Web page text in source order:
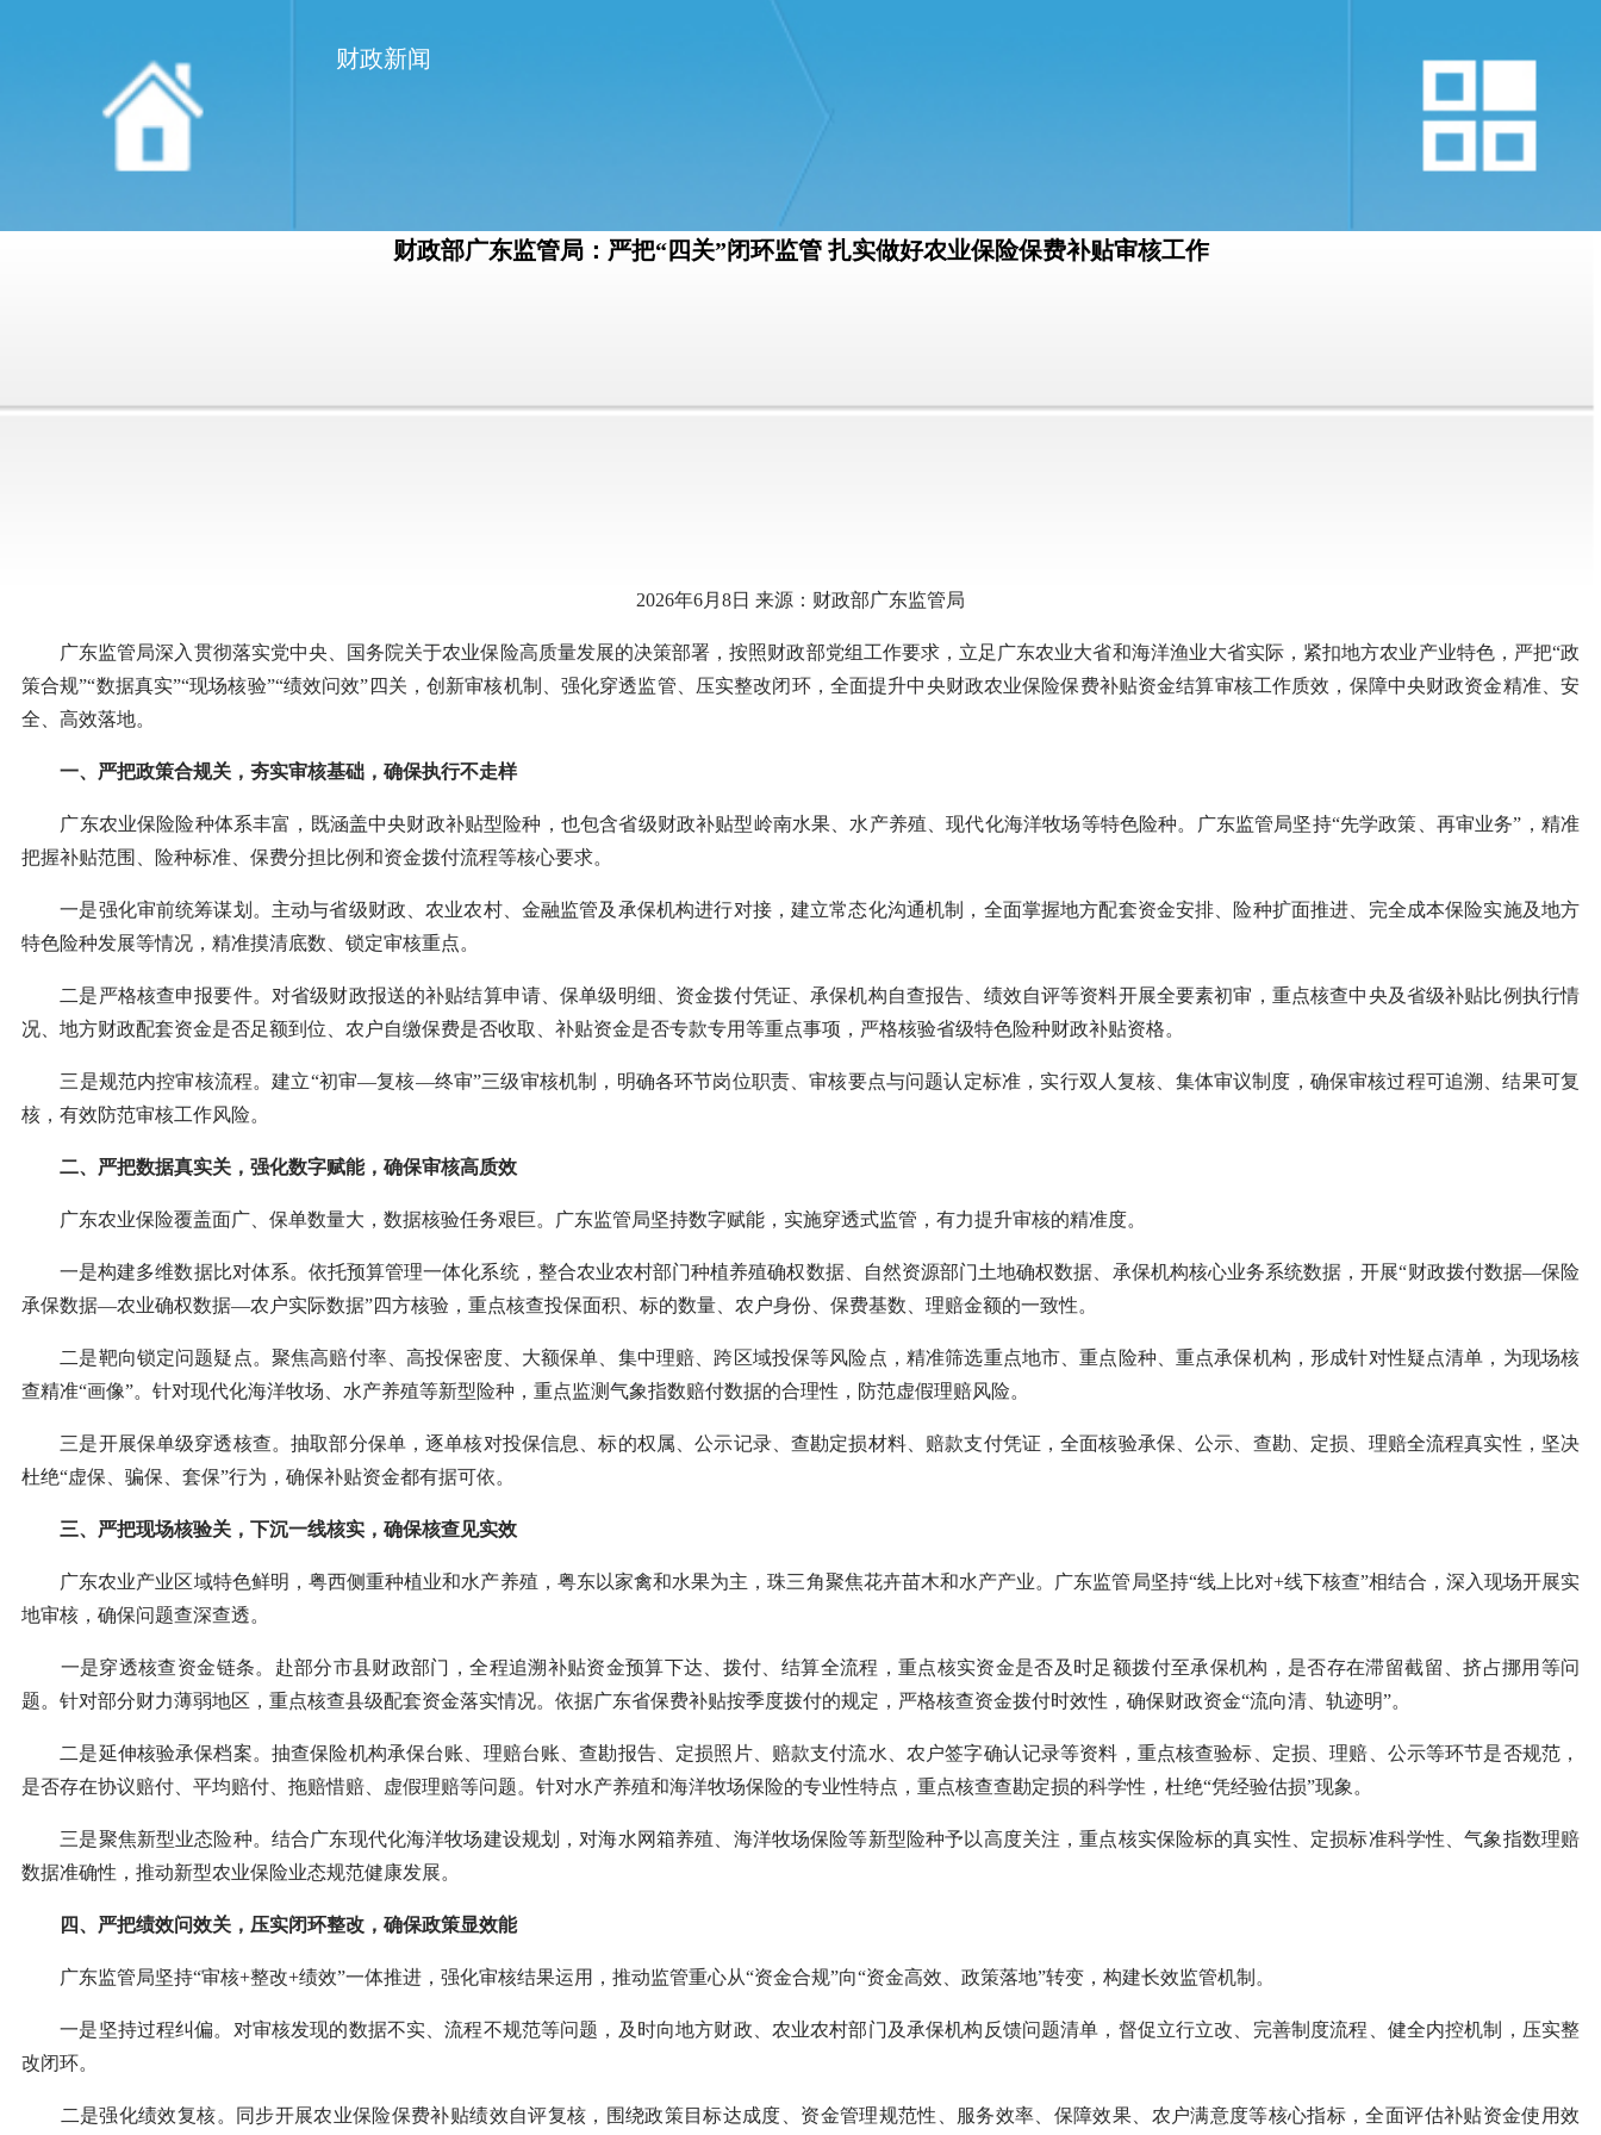
财政新闻
财政部广东监管局：严把“四关”闭环监管 扎实做好农业保险保费补贴审核工作
2026年6月8日 来源：财政部广东监管局
广东监管局深入贯彻落实党中央、国务院关于农业保险高质量发展的决策部署，按照财政部党组工作要求，立足广东农业大省和海洋渔业大省实际，紧扣地方农业产业特色，严把“政
策合规”“数据真实”“现场核验”“绩效问效”四关，创新审核机制、强化穿透监管、压实整改闭环，全面提升中央财政农业保险保费补贴资金结算审核工作质效，保障中央财政资金精准、安
全、高效落地。
一、严把政策合规关，夯实审核基础，确保执行不走样
广东农业保险险种体系丰富，既涵盖中央财政补贴型险种，也包含省级财政补贴型岭南水果、水产养殖、现代化海洋牧场等特色险种。广东监管局坚持“先学政策、再审业务”，精准
把握补贴范围、险种标准、保费分担比例和资金拨付流程等核心要求。
一是强化审前统筹谋划。主动与省级财政、农业农村、金融监管及承保机构进行对接，建立常态化沟通机制，全面掌握地方配套资金安排、险种扩面推进、完全成本保险实施及地方
特色险种发展等情况，精准摸清底数、锁定审核重点。
二是严格核查申报要件。对省级财政报送的补贴结算申请、保单级明细、资金拨付凭证、承保机构自查报告、绩效自评等资料开展全要素初审，重点核查中央及省级补贴比例执行情
况、地方财政配套资金是否足额到位、农户自缴保费是否收取、补贴资金是否专款专用等重点事项，严格核验省级特色险种财政补贴资格。
三是规范内控审核流程。建立“初审—复核—终审”三级审核机制，明确各环节岗位职责、审核要点与问题认定标准，实行双人复核、集体审议制度，确保审核过程可追溯、结果可复
核，有效防范审核工作风险。
二、严把数据真实关，强化数字赋能，确保审核高质效
广东农业保险覆盖面广、保单数量大，数据核验任务艰巨。广东监管局坚持数字赋能，实施穿透式监管，有力提升审核的精准度。
一是构建多维数据比对体系。依托预算管理一体化系统，整合农业农村部门种植养殖确权数据、自然资源部门土地确权数据、承保机构核心业务系统数据，开展“财政拨付数据—保险
承保数据—农业确权数据—农户实际数据”四方核验，重点核查投保面积、标的数量、农户身份、保费基数、理赔金额的一致性。
二是靶向锁定问题疑点。聚焦高赔付率、高投保密度、大额保单、集中理赔、跨区域投保等风险点，精准筛选重点地市、重点险种、重点承保机构，形成针对性疑点清单，为现场核
查精准“画像”。针对现代化海洋牧场、水产养殖等新型险种，重点监测气象指数赔付数据的合理性，防范虚假理赔风险。
三是开展保单级穿透核查。抽取部分保单，逐单核对投保信息、标的权属、公示记录、查勘定损材料、赔款支付凭证，全面核验承保、公示、查勘、定损、理赔全流程真实性，坚决
杜绝“虚保、骗保、套保”行为，确保补贴资金都有据可依。
三、严把现场核验关，下沉一线核实，确保核查见实效
广东农业产业区域特色鲜明，粤西侧重种植业和水产养殖，粤东以家禽和水果为主，珠三角聚焦花卉苗木和水产产业。广东监管局坚持“线上比对+线下核查”相结合，深入现场开展实
地审核，确保问题查深查透。
一是穿透核查资金链条。赴部分市县财政部门，全程追溯补贴资金预算下达、拨付、结算全流程，重点核实资金是否及时足额拨付至承保机构，是否存在滞留截留、挤占挪用等问
题。针对部分财力薄弱地区，重点核查县级配套资金落实情况。依据广东省保费补贴按季度拨付的规定，严格核查资金拨付时效性，确保财政资金“流向清、轨迹明”。
二是延伸核验承保档案。抽查保险机构承保台账、理赔台账、查勘报告、定损照片、赔款支付流水、农户签字确认记录等资料，重点核查验标、定损、理赔、公示等环节是否规范，
是否存在协议赔付、平均赔付、拖赔惜赔、虚假理赔等问题。针对水产养殖和海洋牧场保险的专业性特点，重点核查查勘定损的科学性，杜绝“凭经验估损”现象。
三是聚焦新型业态险种。结合广东现代化海洋牧场建设规划，对海水网箱养殖、海洋牧场保险等新型险种予以高度关注，重点核实保险标的真实性、定损标准科学性、气象指数理赔
数据准确性，推动新型农业保险业态规范健康发展。
四、严把绩效问效关，压实闭环整改，确保政策显效能
广东监管局坚持“审核+整改+绩效”一体推进，强化审核结果运用，推动监管重心从“资金合规”向“资金高效、政策落地”转变，构建长效监管机制。
一是坚持过程纠偏。对审核发现的数据不实、流程不规范等问题，及时向地方财政、农业农村部门及承保机构反馈问题清单，督促立行立改、完善制度流程、健全内控机制，压实整
改闭环。
二是强化绩效复核。同步开展农业保险保费补贴绩效自评复核，围绕政策目标达成度、资金管理规范性、服务效率、保障效果、农户满意度等核心指标，全面评估补贴资金使用效